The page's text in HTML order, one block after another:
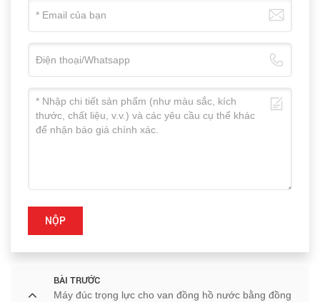
NỘP
BÀI TRƯỚC
Máy đúc trọng lực cho van đồng hồ nước bằng đồng